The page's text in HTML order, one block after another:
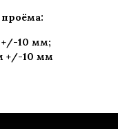
проёма:
10 мм;
+/-10 мм